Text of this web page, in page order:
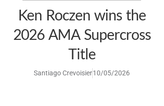
Ken Roczen wins the
2026 AMA Supercross
Title
Santiago Crevoisier10/05/2026